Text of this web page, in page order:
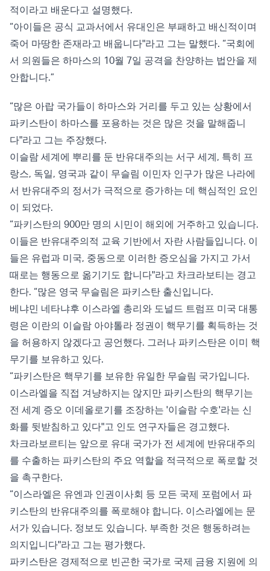
적이라고 배운다고 설명했다.
“아이들은 공식 교과서에서 유대인은 부패하고 배신적이며
죽어 마땅한 존재라고 배웁니다"라고 그는 말했다. “국회에
서 의원들은 하마스의 10월 7일 공격을 찬양하는 법안을 제
안합니다.”
“많은 아랍 국가들이 하마스와 거리를 두고 있는 상황에서
파키스탄이 하마스를 포용하는 것은 많은 것을 말해줍니
다"라고 그는 주장했다.
이슬람 세계에 뿌리를 둔 반유대주의는 서구 세계, 특히 프
랑스, 독일, 영국과 같이 무슬림 이민자 인구가 많은 나라에
서 반유대주의 정서가 극적으로 증가하는 데 핵심적인 요인
이 되었다.
“파키스탄의 900만 명의 시민이 해외에 거주하고 있습니다.
이들은 반유대주의적 교육 기반에서 자란 사람들입니다. 이
들은 유럽과 미국, 중동으로 이러한 증오심을 가지고 가서
때로는 행동으로 옮기기도 합니다"라고 차크라보티는 경고
한다. “많은 영국 무슬림은 파키스탄 출신입니다.
베냐민 네타냐후 이스라엘 총리와 도널드 트럼프 미국 대통
령은 이란의 이슬람 아야톨라 정권이 핵무기를 획득하는 것
을 허용하지 않겠다고 공언했다. 그러나 파키스탄은 이미 핵
무기를 보유하고 있다.
“파키스탄은 핵무기를 보유한 유일한 무슬림 국가입니다.
이스라엘을 직접 겨냥하지는 않지만 파키스탄의 핵무기는
전 세계 증오 이데올로기를 조장하는 '이슬람 수호'라는 신
화를 뒷받침하고 있다"고 인도 연구자들은 경고했다.
차크라보르티는 앞으로 유대 국가가 전 세계에 반유대주의
를 수출하는 파키스탄의 주요 역할을 적극적으로 폭로할 것
을 촉구한다.
“이스라엘은 유엔과 인권이사회 등 모든 국제 포럼에서 파
키스탄의 반유대주의를 폭로해야 합니다. 이스라엘에는 문
서가 있습니다. 정보도 있습니다. 부족한 것은 행동하려는
의지입니다"라고 그는 평가했다.
파키스탄은 경제적으로 빈곤한 국가로 국제 금융 지원에 의